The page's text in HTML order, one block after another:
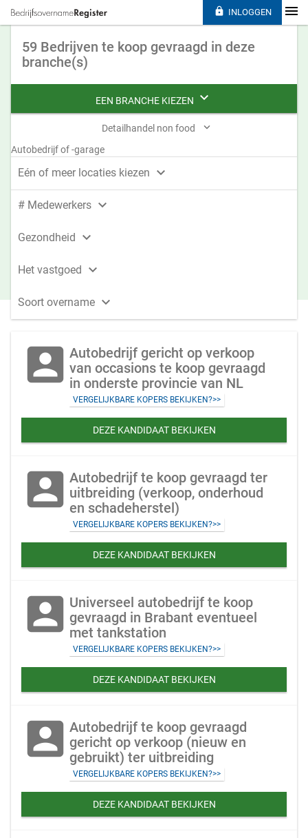
59 Bedrijven te koop gevraagd in deze
branche(s)
EEN BRANCHE KIEZEN 
Detailhandel non food 
Autobedrijf of -garage
Eén of meer locaties kiezen 
# Medewerkers 
Gezondheid 
Het vastgoed 
Soort overname 
account_box Autobedrijf gericht op verkoop
van occasions te koop gevraagd
in onderste provincie van NL
VERGELIJKBARE KOPERS BEKIJKEN?>>
DEZE KANDIDAAT BEKIJKEN
account_box Autobedrijf te koop gevraagd ter
uitbreiding (verkoop, onderhoud
en schadeherstel)
VERGELIJKBARE KOPERS BEKIJKEN?>>
DEZE KANDIDAAT BEKIJKEN
account_box Universeel autobedrijf te koop
gevraagd in Brabant eventueel
met tankstation
VERGELIJKBARE KOPERS BEKIJKEN?>>
DEZE KANDIDAAT BEKIJKEN
account_box Autobedrijf te koop gevraagd
gericht op verkoop (nieuw en
gebruikt) ter uitbreiding
VERGELIJKBARE KOPERS BEKIJKEN?>>
DEZE KANDIDAAT BEKIJKEN
 INLOGGEN